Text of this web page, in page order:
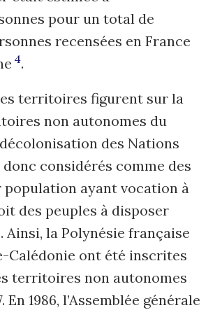
pour un total de
recensées en France
4.
territoires figurent sur la
non autonomes du
des Nations
considérés comme des
population ayant vocation à
des peuples à disposer
Ainsi, la Polynésie française
Calédonie ont été inscrites
territoires non autonomes
En 1986, l’Assemblée générale